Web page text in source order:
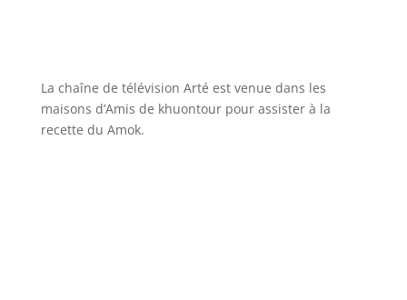
La chaîne de télévision Arté est venue dans les
maisons d’Amis de khuontour pour assister à la
recette du Amok.